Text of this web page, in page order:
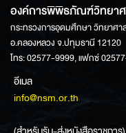
องค์การพิพิธภัณฑ์วิทยาศ
กระทรวงการอุดมศึกษา วิทยาศ
อ.คลองหลวง จ.ปทุมธานี 12120
โทร: 02577-9999, แฟกซ์
อีเมล
info@nsm.or.th